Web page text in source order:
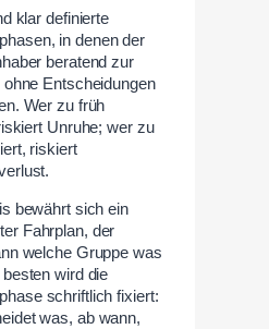
klar definierte
in denen der
beratend zur
ohne Entscheidungen
Wer zu früh
Unruhe; wer zu
riskiert
bewährt sich ein
Fahrplan, der
welche Gruppe was
wird die
schriftlich fixiert:
was, ab wann,